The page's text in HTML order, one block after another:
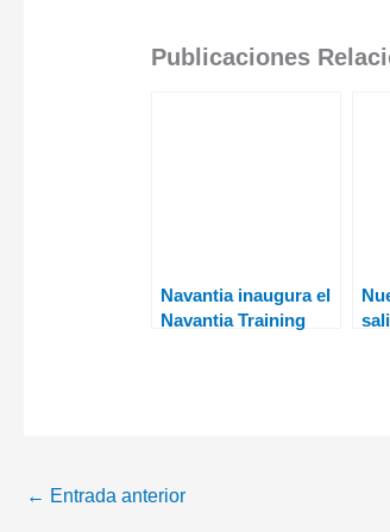
Publicaciones
Navantia inaugura el
Navantia Training
← Entrada anterior